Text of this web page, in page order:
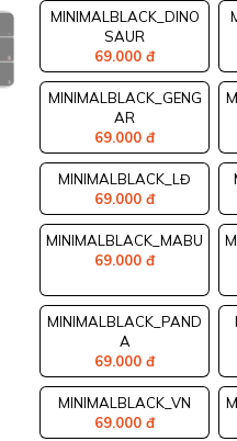
MINIMALBLACK_DINO
SAUR
69.000 đ
MINIMALBLACK_GENG
AR
69.000 đ
MINIMALBLACK_LĐ
69.000 đ
MINIMALBLACK_MABU
69.000 đ
MINIMALBLACK_PAND
A
69.000 đ
MINIMALBLACK_VN
69.000 đ